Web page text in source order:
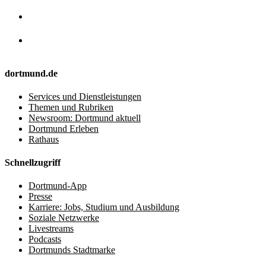
dortmund.de
Services und Dienstleistungen
Themen und Rubriken
Newsroom: Dortmund aktuell
Dortmund Erleben
Rathaus
Schnellzugriff
Dortmund-App
Presse
Karriere: Jobs, Studium und Ausbildung
Soziale Netzwerke
Livestreams
Podcasts
Dortmunds Stadtmarke